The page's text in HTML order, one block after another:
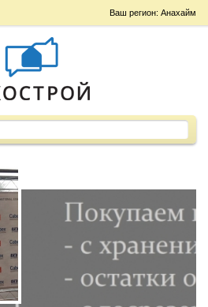
Ваш регион: Анахайм